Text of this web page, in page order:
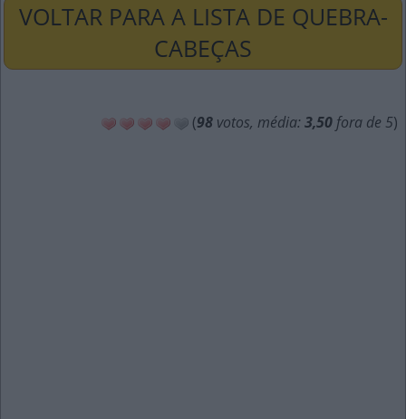
VOLTAR PARA A LISTA DE QUEBRA-
CABEÇAS
(98 votos, média: 3,50 fora de 5)